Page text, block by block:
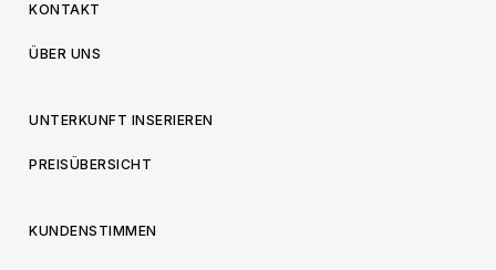
KONTAKT
ÜBER UNS
UNTERKUNFT INSERIEREN
PREISÜBERSICHT
KUNDENSTIMMEN